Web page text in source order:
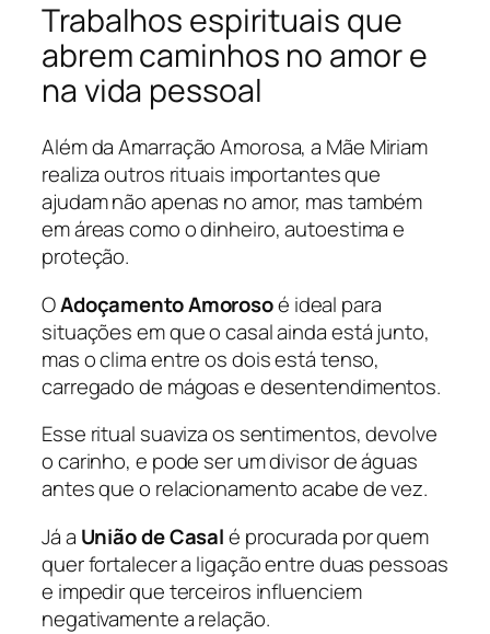
Trabalhos espirituais que
abrem caminhos no amor e
na vida pessoal
Além da Amarração Amorosa, a Mãe Miriam
realiza outros rituais importantes que
ajudam não apenas no amor, mas também
em áreas como o dinheiro, autoestima e
proteção.
OAdoçamento Amorosoé ideal para
situações em que o casal ainda está junto,
mas o clima entre os dois está tenso,
carregado de mágoas e desentendimentos.
Esse ritual suaviza os sentimentos, devolve
o carinho, e pode ser um divisor de águas
antes que o relacionamento acabe de vez.
Já a União de Casalé procurada por quem
quer fortalecer a ligação entre duas pessoas
e impedir que terceiros influenciem
negativamente a relação.